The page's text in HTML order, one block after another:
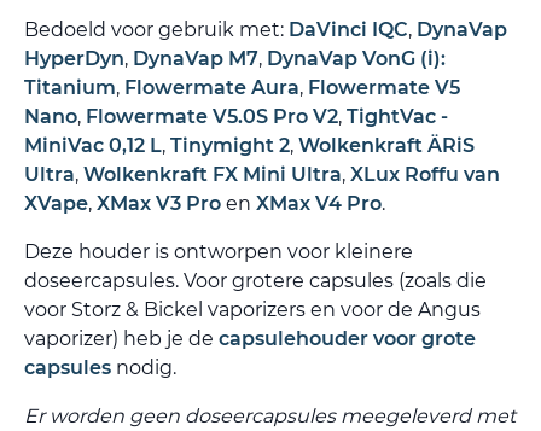
Bedoeld voor gebruik met: DaVinci IQC, DynaVap
HyperDyn, DynaVap M7, DynaVap VonG (i):
Titanium, Flowermate Aura, Flowermate V5
Nano, Flowermate V5.0S Pro V2, TightVac -
MiniVac 0,12 L, Tinymight 2, Wolkenkraft ÄRiS
Ultra, Wolkenkraft FX Mini Ultra, XLux Roffu van
XVape, XMax V3 Pro en XMax V4 Pro.
Deze houder is ontworpen voor kleinere
doseercapsules. Voor grotere capsules (zoals die
voor Storz & Bickel vaporizers en voor de Angus
vaporizer) heb je de capsulehouder voor grote
capsules nodig.
Er worden geen doseercapsules meegeleverd met